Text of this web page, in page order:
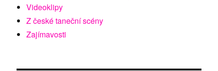
Videoklipy
Z české taneční scény
Zajímavosti